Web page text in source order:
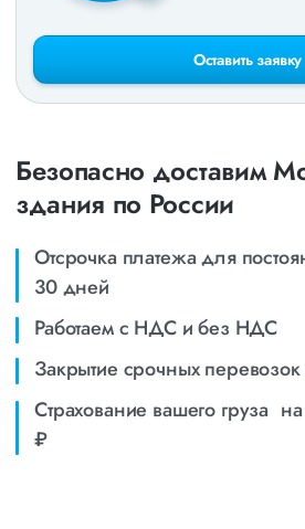
Оставить заявку
Безопасно доставим
здания по России
Отсрочка платежа для
30 дней
Работаем с НДС и без НДС
Закрытие срочных
Страхование вашего груза
₽